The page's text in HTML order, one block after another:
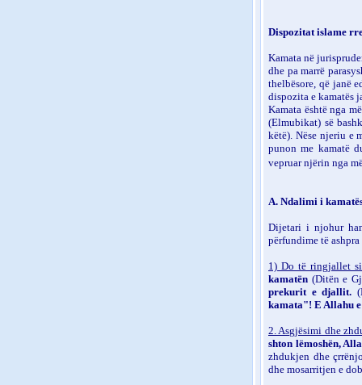
Dispozitat islame
Kamata në
dhe pa marrë
thelbësore, që janë
dispozita e kamatës
Kamata është nga
(Elmubikat) së
këtë). Nëse njeriu e
punon me kamatë
vepruar njërin nga
A. Ndalimi i
Dijetari i njohur
përfundime të
1) Do të ringjallet
kamatën (Ditën e
prekurit e djallit.
kamata"! E Allahu
2. Asgjësimi dhe
shton lëmoshën,
zhdukjen dhe
dhe mosarritjen e